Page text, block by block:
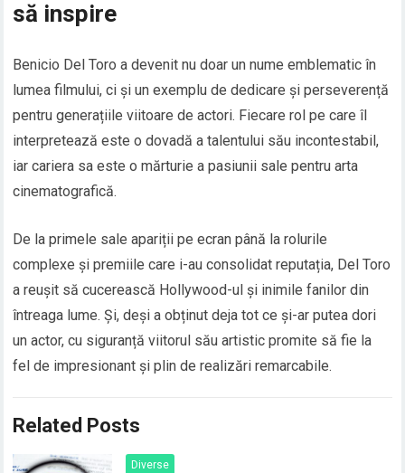
să inspire
Benicio Del Toro a devenit nu doar un nume emblematic în
lumea filmului, ci și un exemplu de dedicare și perseverență
pentru generațiile viitoare de actori. Fiecare rol pe care îl
interpretează este o dovadă a talentului său incontestabil,
iar cariera sa este o mărturie a pasiunii sale pentru arta
cinematografică.
De la primele sale apariții pe ecran până la rolurile
complexe și premiile care i-au consolidat reputația, Del Toro
a reușit să cucerească Hollywood-ul și inimile fanilor din
întreaga lume. Și, deși a obținut deja tot ce și-ar putea dori
un actor, cu siguranță viitorul său artistic promite să fie la
fel de impresionant și plin de realizări remarcabile.
Related Posts
Diverse